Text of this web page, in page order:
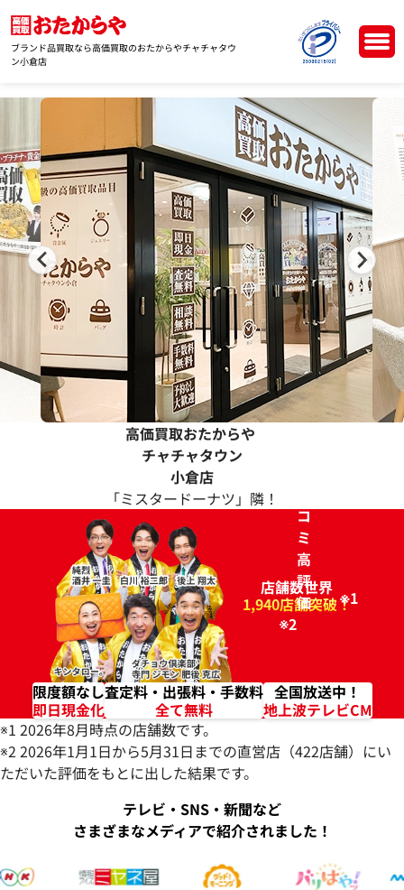
ブランド品買取なら高価買取のおたからやチャチャタウ
ン小倉店
高価買取おたからや
チャチャタウン
小倉店
「ミスタードーナツ」隣！
店舗数世界
1,940店舗突破！
※1
コ
ミ
高
評
価
96.2%
※2
限度額なし
即日現金化
査定料・出張料・手数料
全て無料
全国放送中！
地上波テレビCM
※1 2026年8月時点の店舗数です。
※2 2026年1月1日から5月31日までの直営店（422店舗）にい
ただいた評価をもとに出した結果です。
テレビ・SNS・新聞など
さまざまなメディアで紹介されました！